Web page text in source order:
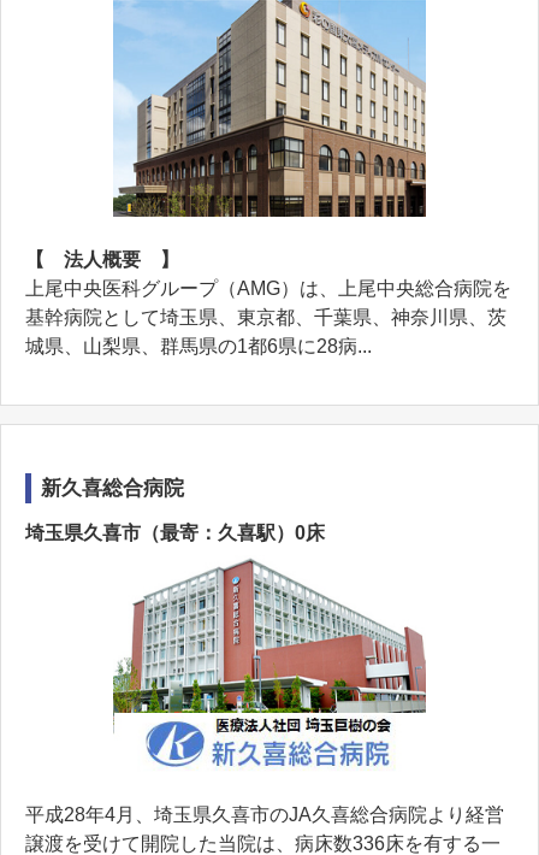
【 法人概要 】
上尾中央医科グループ（AMG）は、上尾中央総合病院を
基幹病院として埼玉県、東京都、千葉県、神奈川県、茨
城県、山梨県、群馬県の1都6県に28病...
新久喜総合病院
埼玉県久喜市（最寄：久喜駅）0床
平成28年4月、埼玉県久喜市のJA久喜総合病院より経営
譲渡を受けて開院した当院は、病床数336床を有する一